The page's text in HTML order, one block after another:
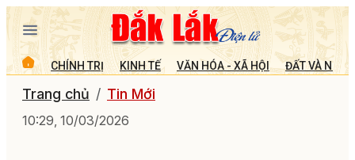
CHÍNH TRỊ KINH TẾ VĂN HÓA - XÃ HỘI ĐẤT VÀ
Trang chủ Tin Mới
10:29, 10/03/2026